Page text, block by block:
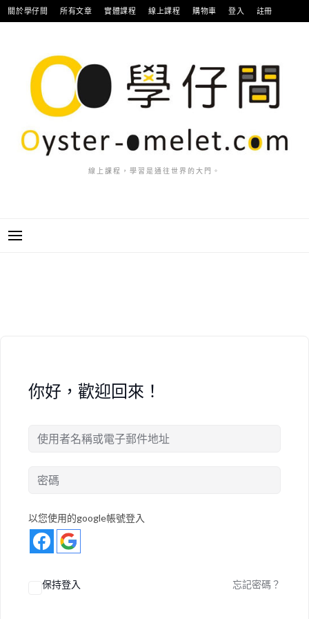
跳
至
關於學仔間 所有文章 實體課程 線上課程 購物車 登入 註冊
線上課程，學習是通往世界的大門。
你好，歡迎回來！
以您使用的google帳號登入
保持登入 忘記密碼？